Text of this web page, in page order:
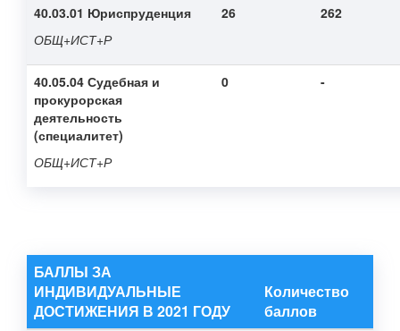
40.03.01 Юриспруденция
ОБЩ+ИСТ+Р
26 262
40.05.04 Судебная и
прокурорская
деятельность
(специалитет)
ОБЩ+ИСТ+Р
0 -
БАЛЛЫ ЗА
ИНДИВИДУАЛЬНЫЕ
ДОСТИЖЕНИЯ В 2021 ГОДУ
Количество
баллов